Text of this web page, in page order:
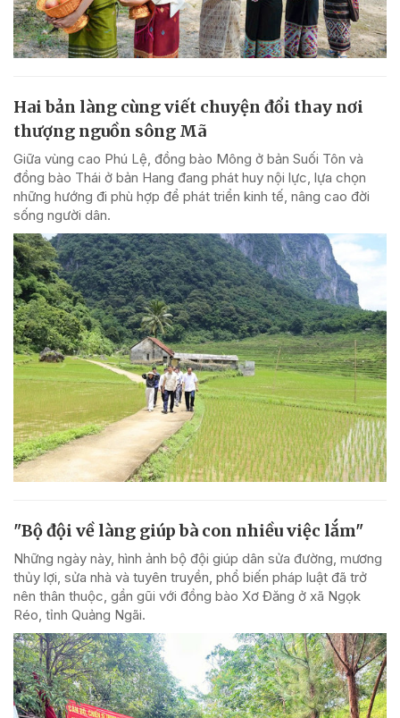
Hai bản làng cùng viết chuyện đổi thay nơi
thượng nguồn sông Mã
Giữa vùng cao Phú Lệ, đồng bào Mông ở bản Suối Tôn và
đồng bào Thái ở bản Hang đang phát huy nội lực, lựa chọn
những hướng đi phù hợp để phát triển kinh tế, nâng cao đời
sống người dân.
"Bộ đội về làng giúp bà con nhiều việc lắm"
Những ngày này, hình ảnh bộ đội giúp dân sửa đường, mương
thủy lợi, sửa nhà và tuyên truyền, phổ biến pháp luật đã trở
nên thân thuộc, gần gũi với đồng bào Xơ Đăng ở xã Ngọk
Réo, tỉnh Quảng Ngãi.